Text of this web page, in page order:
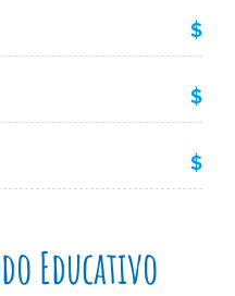
$
$
$
Educativo